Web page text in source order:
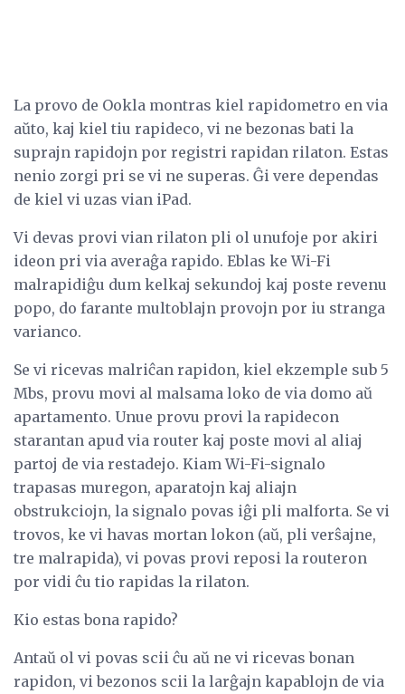
La provo de Ookla montras kiel rapidometro en via
aŭto, kaj kiel tiu rapideco, vi ne bezonas bati la
suprajn rapidojn por registri rapidan rilaton. Estas
nenio zorgi pri se vi ne superas. Ĝi vere dependas
de kiel vi uzas vian iPad.
Vi devas provi vian rilaton pli ol unufoje por akiri
ideon pri via averaĝa rapido. Eblas ke Wi-Fi
malrapidiĝu dum kelkaj sekundoj kaj poste revenu
popo, do farante multoblajn provojn por iu stranga
varianco.
Se vi ricevas malriĉan rapidon, kiel ekzemple sub 5
Mbs, provu movi al malsama loko de via domo aŭ
apartamento. Unue provu provi la rapidecon
starantan apud via router kaj poste movi al aliaj
partoj de via restadejo. Kiam Wi-Fi-signalo
trapasas muregon, aparatojn kaj aliajn
obstrukciojn, la signalo povas iĝi pli malforta. Se vi
trovos, ke vi havas mortan lokon (aŭ, pli verŝajne,
tre malrapida), vi povas provi reposi la routeron
por vidi ĉu tio rapidas la rilaton.
Kio estas bona rapido?
Antaŭ ol vi povas scii ĉu aŭ ne vi ricevas bonan
rapidon, vi bezonos scii la larĝajn kapablojn de via